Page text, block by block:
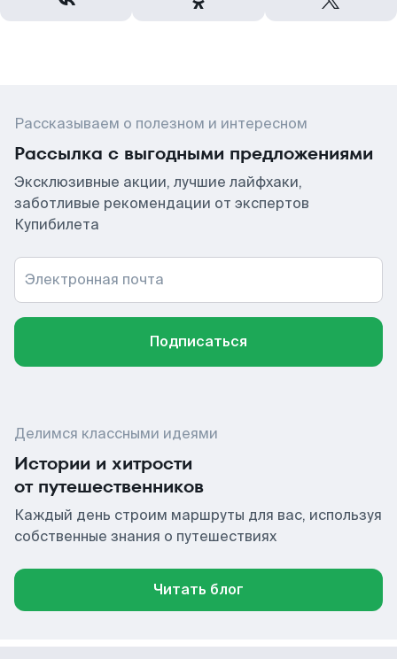
Рассказываем о полезном и интересном
Рассылка с выгодными предложениями
Эксклюзивные акции, лучшие лайфхаки,
заботливые рекомендации от экспертов
Купибилета
Электронная почта
Подписаться
Делимся классными идеями
Истории и хитрости
от путешественников
Каждый день строим маршруты для вас, используя
собственные знания о путешествиях
Читать блог